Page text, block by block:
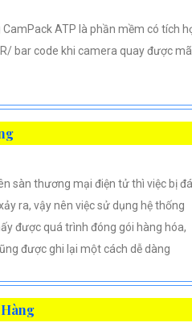
ATP là phần mềm có tích
bar code khi camera quay được mã
sàn thương mại điện tử thì việc bị
ra, vậy nên việc sử dụng hệ thống
được quá trình đóng gói hàng hóa,
được ghi lại một cách dễ dàng